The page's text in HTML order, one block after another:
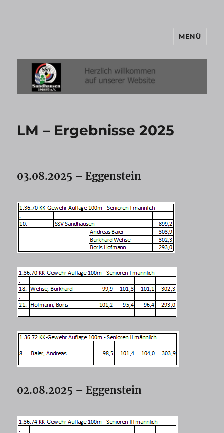
MENÜ
LM – Ergebnisse 2025
03.08.2025 – Eggenstein
02.08.2025 – Eggenstein